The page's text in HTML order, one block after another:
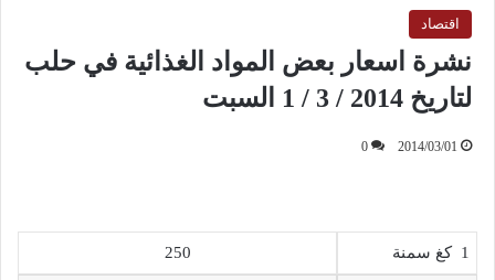
اقتصاد
نشرة اسعار بعض المواد الغذائية في حلب
لتاريخ 2014 / 3 / 1 السبت
2014/03/01
0
1 كغ سمنة 250